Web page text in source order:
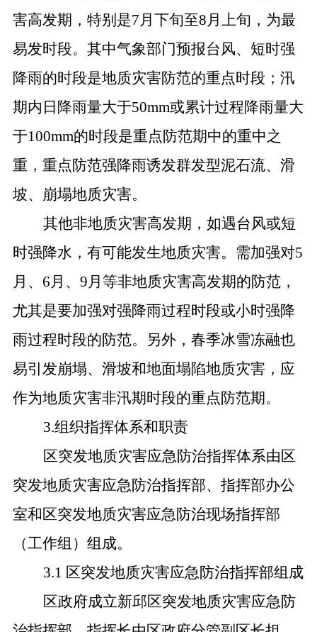
害高发期，特别是7月下旬至8月上旬，为最
易发时段。其中气象部门预报台风、短时强
降雨的时段是地质灾害防范的重点时段；汛
期内日降雨量大于50mm或累计过程降雨量大
于100mm的时段是重点防范期中的重中之
重，重点防范强降雨诱发群发型泥石流、滑
坡、崩塌地质灾害。
其他非地质灾害高发期，如遇台风或短
时强降水，有可能发生地质灾害。需加强对5
月、6月、9月等非地质灾害高发期的防范，
尤其是要加强对强降雨过程时段或小时强降
雨过程时段的防范。另外，春季冰雪冻融也
易引发崩塌、滑坡和地面塌陷地质灾害，应
作为地质灾害非汛期时段的重点防范期。
3.组织指挥体系和职责
区突发地质灾害应急防治指挥体系由区
突发地质灾害应急防治指挥部、指挥部办公
室和区突发地质灾害应急防治现场指挥部
（工作组）组成。
3.1 区突发地质灾害应急防治指挥部组成
区政府成立新邱区突发地质灾害应急防